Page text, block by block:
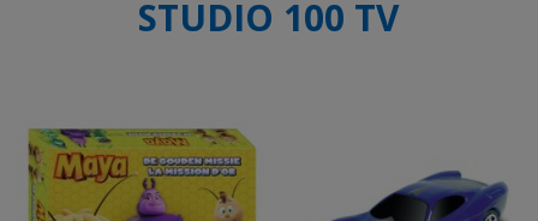
STUDIO 100 TV